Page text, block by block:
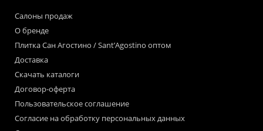
Салоны продаж
О бренде
Плитка Сан Агостино / Sant’Agostino оптом
Доставка
Скачать каталоги
Договор-оферта
Пользовательское соглашение
Согласие на обработку персональных данных